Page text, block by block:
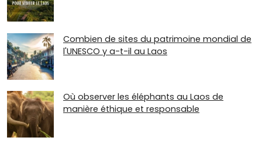
Combien de sites du patrimoine mondial de
l'UNESCO y a-t-il au Laos
Où observer les éléphants au Laos de
manière éthique et responsable